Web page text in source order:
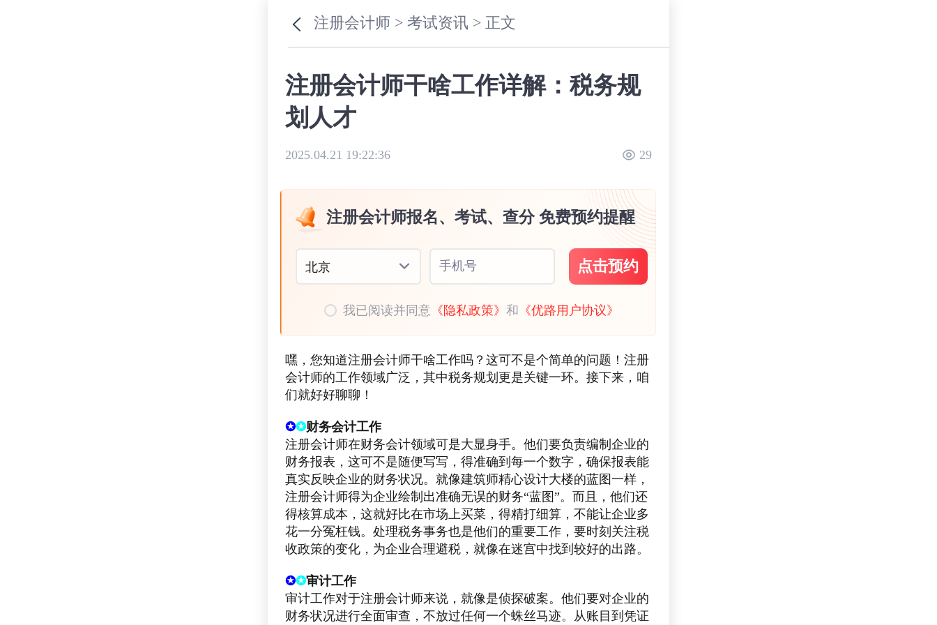
注册会计师 >考试资讯 > 正文
注册会计师干啥工作详解：税务规
划人才
2025.04.21 19:22:36 29
注册会计师报名、考试、查分 免费预约提醒
北京 手机号 点击预约
我已阅读并同意 《隐私政策》和 《优路用户协议》
嘿，您知道注册会计师干啥工作吗？这可不是个简单的问题！注册
会计师的工作领域广泛，其中税务规划更是关键一环。接下来，咱
们就好好聊聊！
✪✪财务会计工作
注册会计师在财务会计领域可是大显身手。他们要负责编制企业的
财务报表，这可不是随便写写，得准确到每一个数字，确保报表能
真实反映企业的财务状况。就像建筑师精心设计大楼的蓝图一样，
注册会计师得为企业绘制出准确无误的财务“蓝图”。而且，他们还
得核算成本，这就好比在市场上买菜，得精打细算，不能让企业多
花一分冤枉钱。处理税务事务也是他们的重要工作，要时刻关注税
收政策的变化，为企业合理避税，就像在迷宫中找到较好的出路。
✪✪审计工作
审计工作对于注册会计师来说，就像是侦探破案。他们要对企业的
财务状况进行全面审查，不放过任何一个蛛丝马迹。从账目到凭证